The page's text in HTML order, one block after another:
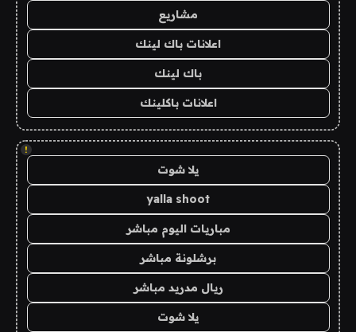
مشاريع
اعلانات باك لينك
باك لينك
اعلانات باكلينك
!
يلا شوت
yalla shoot
مباريات اليوم مباشر
برشلونة مباشر
ريال مدريد مباشر
يلا شوت